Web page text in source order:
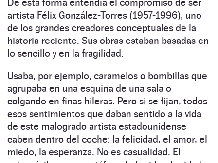
De esta forma entendía el compromiso de ser
artista Félix González-Torres (1957-1996), uno
de los grandes creadores conceptuales de la
historia reciente. Sus obras estaban basadas en
lo sencillo y en la fragilidad.
Usaba, por ejemplo, caramelos o bombillas que
agrupaba en una esquina de una sala o
colgando en finas hileras. Pero si se fijan, todos
esos sentimientos que daban sentido a la vida
de este malogrado artista estadounidense
caben dentro del coche: la felicidad, el amor, el
miedo, la esperanza. No es casualidad. El